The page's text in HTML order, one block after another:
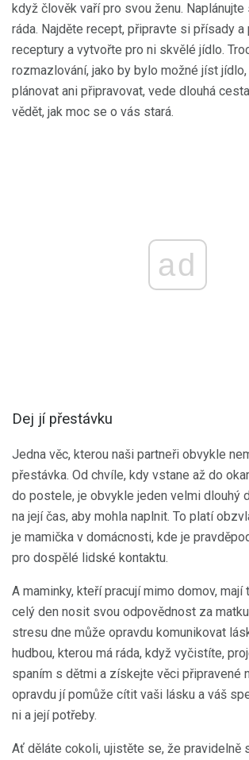
když člověk vaří pro svou ženu.
ráda. Najděte recept, připravte si přísady
receptury a vytvořte pro ni skvělé jídlo.
rozmazlování, jako by bylo možné jíst
plánovat ani připravovat, vede dlouhá
vědět, jak moc se o vás stará.
ad
Dej jí přestávku
Jedna věc, kterou naši partneři obvykle
přestávka. Od chvíle, kdy vstane až do
do postele, je obvykle jeden velmi dlouhý
na její čas, aby mohla naplnit. To platí
je mamička v domácnosti, kde je
pro dospělé lidské kontaktu.
A maminky, kteří pracují mimo domov, mají
celý den nosit svou odpovědnost za
stresu dne může opravdu komunikovat
hudbou, kterou má ráda, když vyčistíte,
spaním s dětmi a získejte věci připravené
opravdu jí pomůže cítit vaši lásku a váš
ni a její potřeby.
Ať děláte cokoli, ujistěte se, že pravidelně